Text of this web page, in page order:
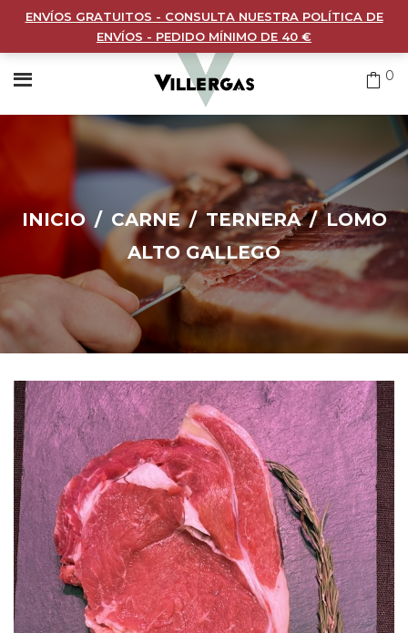
0
INICIO / CARNE / TERNERA / LOMO
ALTO GALLEGO
ENVÍOS GRATUITOS - CONSULTA NUESTRA POLÍTICA DE
ENVÍOS - PEDIDO MÍNIMO DE 40 €